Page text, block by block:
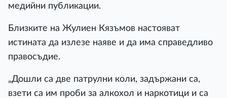
медийни публикации.
Близките на Жулиен Кязъмов настояват
истината да излезе наяве и да има справедливо
правосъдие.
„Дошли са две патрулни коли, задържани са,
взети са им проби за алкохол и наркотици и са